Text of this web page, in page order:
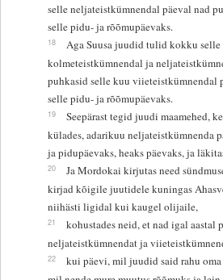
selle neljateistkümnendal päeval nad
selle pidu- ja rõõmupäevaks.
18
Aga Suusa juudid tulid kokku selle
kolmeteistkümnendal ja
puhkasid selle kuu viieteistkümnendal
selle pidu- ja rõõmupäevaks.
19
Seepärast tegid juudi maamehed,
külades, adarikuu neljateistkümnenda
ja pidupäevaks, heaks päevaks, ja
20
Ja Mordokai kirjutas need
kirjad kõigile juutidele kuningas
niihästi ligidal kui kaugel olijaile,
21
kohustades neid, et nad igal aastal
neljateistkümnendat ja
22
kui päevi, mil juudid said rahu